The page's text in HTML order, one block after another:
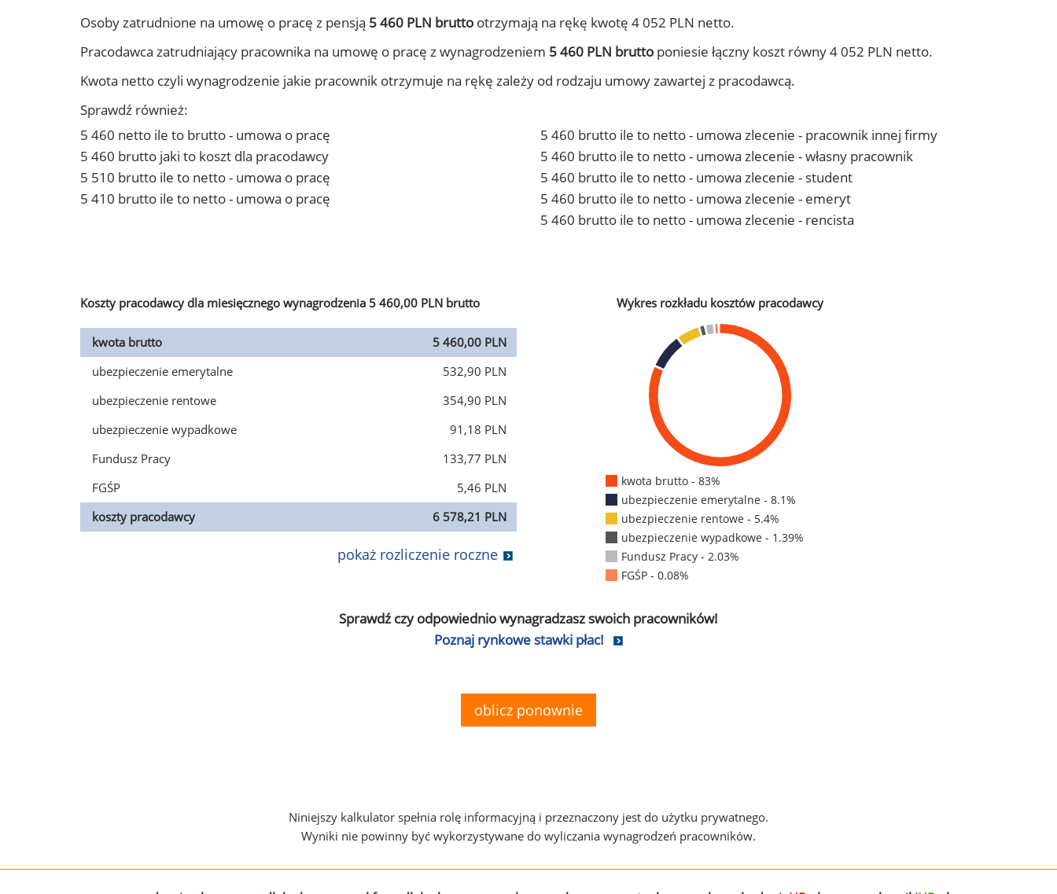
Osoby zatrudnione na umowę o pracę z pensją 5 460 PLN brutto otrzymają na rękę kwotę 4 052 PLN netto.
Pracodawca zatrudniający pracownika na umowę o pracę z wynagrodzeniem 5 460 PLN brutto poniesie łączny koszt równy 4 052 PLN netto.
Kwota netto czyli wynagrodzenie jakie pracownik otrzymuje na rękę zależy od rodzaju umowy zawartej z pracodawcą.
Sprawdź również:
5 460 netto ile to brutto - umowa o pracę
5 460 brutto jaki to koszt dla pracodawcy
5 510 brutto ile to netto - umowa o pracę
5 410 brutto ile to netto - umowa o pracę
5 460 brutto ile to netto - umowa zlecenie - pracownik innej firmy
5 460 brutto ile to netto - umowa zlecenie - własny pracownik
5 460 brutto ile to netto - umowa zlecenie - student
5 460 brutto ile to netto - umowa zlecenie - emeryt
5 460 brutto ile to netto - umowa zlecenie - rencista
Koszty pracodawcy dla miesięcznego wynagrodzenia 5 460,00 PLN brutto
kwota brutto
5 460,00 PLN
ubezpieczenie emerytalne
532,90 PLN
ubezpieczenie rentowe
354,90 PLN
ubezpieczenie wypadkowe
91,18 PLN
Fundusz Pracy
133,77 PLN
FGŚP
5,46 PLN
koszty pracodawcy
6 578,21 PLN
pokaż rozliczenie roczne
Wykres rozkładu kosztów pracodawcy
kwota brutto - 83%
ubezpieczenie emerytalne - 8.1%
ubezpieczenie rentowe - 5.4%
ubezpieczenie wypadkowe - 1.39%
Fundusz Pracy - 2.03%
FGŚP - 0.08%
Sprawdź czy odpowiednio wynagradzasz swoich pracowników!
Poznaj rynkowe stawki płac!
oblicz ponownie
Niniejszy kalkulator spełnia rolę informacyjną i przeznaczony jest do użytku prywatnego.
Wyniki nie powinny być wykorzystywane do wyliczania wynagrodzeń pracowników.